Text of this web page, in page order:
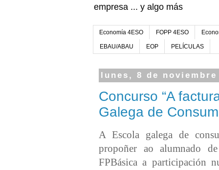
empresa ... y algo más
Economía 4ESO FOPP 4ESO
EBAU/ABAU EOP PELÍCULAS
lunes, 8 de
Concurso “A
Galega de
A Escola galega de
propoñer ao alumnado
FPBásica a participación